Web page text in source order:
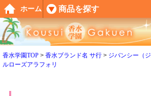
香水学園TOP 香水ブランド名 サ行 ジバンシー（ジ
ルローズアラフォリ
ホーム 商品を探す